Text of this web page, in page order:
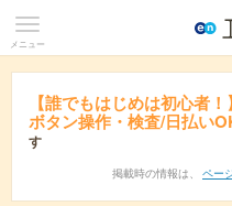
メニュー
【誰でもはじめは初心者
ボタン操作・検査/日払い
す
掲載時の情報は、 ペー